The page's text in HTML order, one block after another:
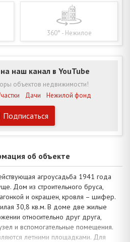
360° - Нежилое
Подписаться
наш канал в YouTube
объектов недвижимости!
Дачи Нежилой фонд
об объекте
агроусадьба 1941 года
Дом из строительного бруса,
и окрашен, кровля – шифер.
30,8 кв.м. В доме две жилые
относительно друг друга,
и вспомогательные помещения.
летними площадками. Для